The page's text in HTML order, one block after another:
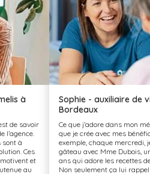
à
de savoir
l’agence.
sont à
Ces
et
au
Sophie - auxiliaire de
Bordeaux
Ce que j’adore dans mon
que je crée avec mes
exemple, chaque mercredi,
gâteau avec Mme Dubois,
ans qui adore les recettes
Non seulement ça lui